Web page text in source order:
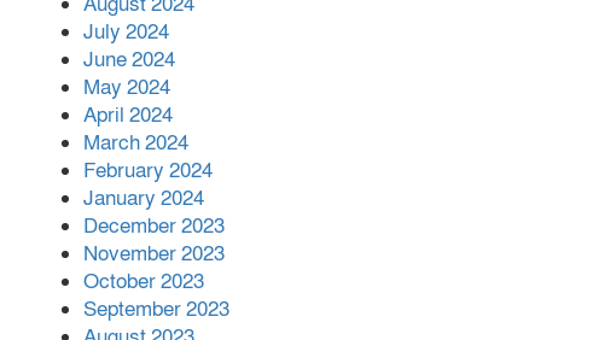
July 2024
June 2024
May 2024
April 2024
March 2024
February 2024
January 2024
December 2023
November 2023
October 2023
September 2023